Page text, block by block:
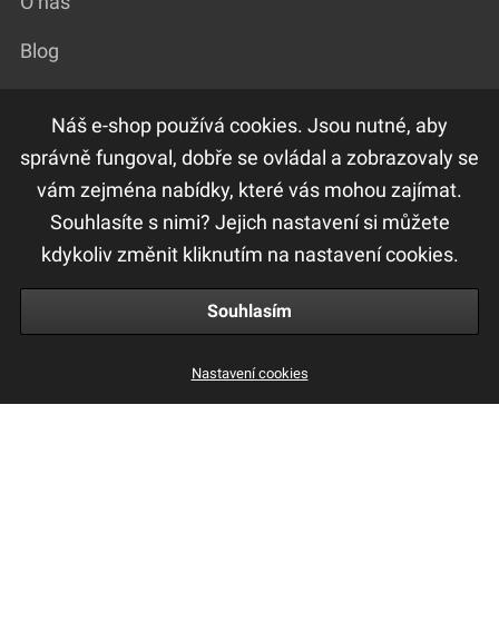
Blog
DŮLEŽITÉ ODKAZY
F.A.Q
Ochrana osobních údajů
Obchodní a reklamační podmínky
Náš e-shop používá cookies. Jsou nutné, aby
správně fungoval, dobře se ovládal a zobrazovaly se
vám zejména nabídky, které vás mohou zajímat.
Souhlasíte s nimi? Jejich nastavení si můžete
kdykoliv změnit kliknutím na nastavení cookies.
Souhlasím
Nastavení cookies